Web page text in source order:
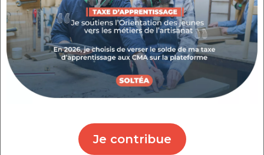
Je contribue
qualité permettant d’assurer leur pérennité par
une offre d’accompagnement à 360°.
La particularité de ce projet consiste à associer les
entreprises à la conception d’une offre
d’accompagnement transfrontalière innovante,
tenant compte de leurs besoins afin d’optimiser
aussi de leur permettre d’intégrer un réseau
transfrontalier d’acteurs de la filière du tourisme.